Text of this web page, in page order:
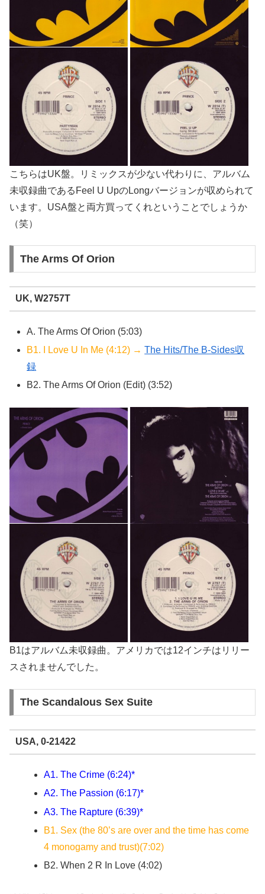
こちらはUK盤。リミックスが少ない代わりに、アルバム
未収録曲であるFeel U UpのLongバージョンが収められて
います。USA盤と両方買ってくれということでしょうか
（笑）
The Arms Of Orion
UK, W2757T
A. The Arms Of Orion (5:03)
B1. I Love U In Me (4:12) →The Hits/The B-Sides収
録
B2. The Arms Of Orion (Edit) (3:52)
B1はアルバム未収録曲。アメリカでは12インチはリリー
スされませんでした。
The Scandalous Sex Suite
USA, 0-21422
A1. The Crime (6:24)*
A2. The Passion (6:17)*
A3. The Rapture (6:39)*
B1. Sex (the 80’s are over and the time has come
4 monogamy and trust)(7:02)
B2. When 2 R In Love (4:02)